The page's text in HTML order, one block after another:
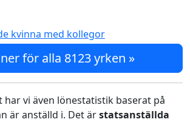
för alla 8123 yrken »
har vi även lönestatistik baserat på
är anställd i. Det ärstatsanställda